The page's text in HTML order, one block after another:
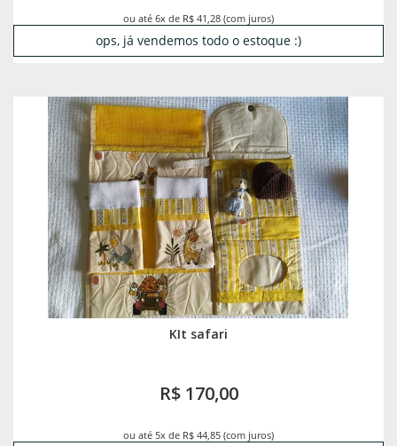
ou até 6x de R$ 41,28 (com juros)
ops, já vendemos todo o estoque :)
KIt safari
R$ 170,00
ou até 5x de R$ 44,85 (com juros)